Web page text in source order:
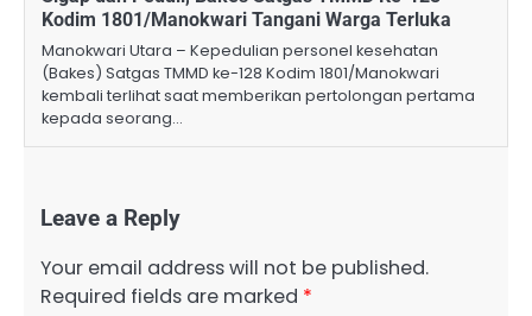
Kodim 1801/Manokwari Tangani Warga Terluka
Manokwari Utara – Kepedulian personel kesehatan
(Bakes) Satgas TMMD ke-128 Kodim 1801/Manokwari
kembali terlihat saat memberikan pertolongan pertama
kepada seorang…
Leave a Reply
Your email address will not be published.
Required fields are marked *